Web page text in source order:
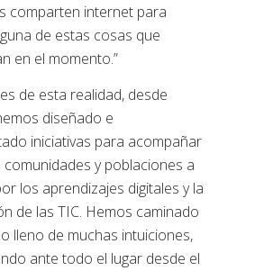
comparten internet para
de estas cosas que
en el momento.”
de esta realidad, desde
diseñado e
iniciativas para acompañar
comunidades y poblaciones a
los aprendizajes digitales y la
de las TIC. Hemos caminado
lleno de muchas intuiciones,
ante todo el lugar desde el